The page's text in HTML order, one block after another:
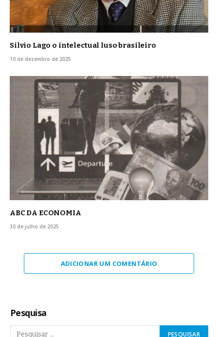
Silvio Lago o intelectual luso brasileiro
10 de dezembro de 2025
ABC DA ECONOMIA
30 de julho de 2025
ADICIONAR UM COMENTÁRIO
Pesquisa